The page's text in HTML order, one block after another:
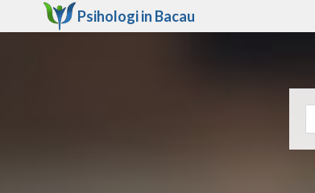
Psihologi in Bacau